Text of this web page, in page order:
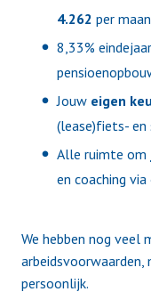
4.262 per
8,33%
Jouw eigen
(lease)fiets-
Alle ruimte om
en coaching via
We hebben nog veel
persoonlijk.